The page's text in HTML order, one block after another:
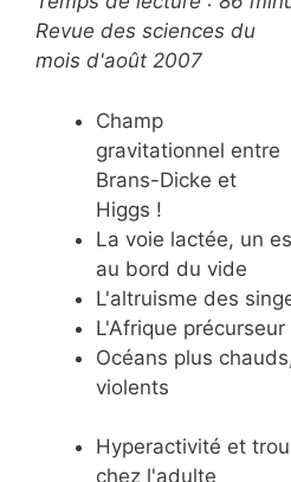
Revue des sciences du
mois d'août 2007
Champ
gravitationnel entre
Brans-Dicke et
Higgs !
La voie lactée, un
au bord du vide
L'altruisme des
L'Afrique
Océans plus
violents
Hyperactivité et
chez l'adulte